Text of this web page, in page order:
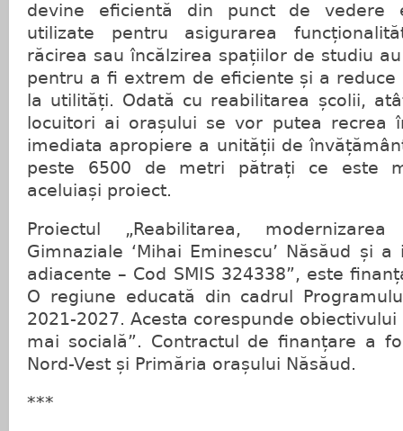
devine eficientă din punct de vedere
utilizate pentru asigurarea
răcirea sau încălzirea spațiilor de studiu
pentru a fi extrem de eficiente și a reduce
la utilități. Odată cu reabilitarea școlii,
locuitori ai orașului se vor putea recrea
imediata apropiere a unității de
peste 6500 de metri pătrați ce este
aceluiași proiect.
Proiectul „Reabilitarea,
Gimnaziale ‘Mihai Eminescu’ Năsăud și
adiacente – Cod SMIS 324338”, este
O regiune educată din cadrul
2021-2027. Acesta corespunde obiectivului
mai socială”. Contractul de finanțare a
Nord-Vest și Primăria orașului Năsăud.
***